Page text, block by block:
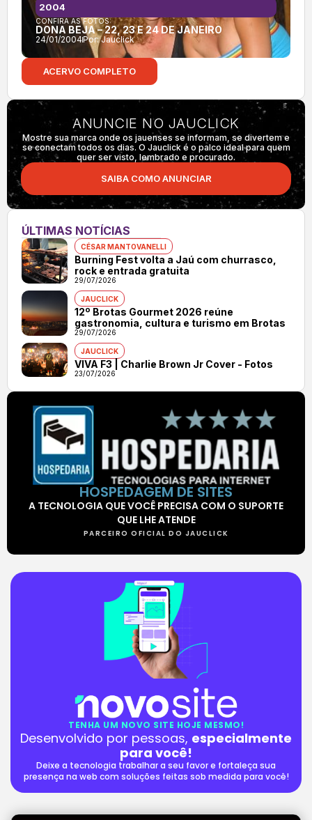
CONFIRA AS FOTOS:
DONA BEJA – 22, 23 E 24 DE JANEIRO
24/01/2004Por:Jauclick
2004
ACERVO COMPLETO
ANUNCIE NO JAUCLICK
Mostre sua marca onde os jauenses se informam, se divertem e
se conectam todos os dias. O Jauclick é o palco ideal para quem
quer ser visto, lembrado e procurado.
SAIBA COMO ANUNCIAR
ÚLTIMAS NOTÍCIAS
CÉSAR MANTOVANELLI
Burning Fest volta a Jaú com churrasco,
rock e entrada gratuita
29/07/2026
JAUCLICK
12º Brotas Gourmet 2026 reúne
gastronomia, cultura e turismo em Brotas
29/07/2026
JAUCLICK
VIVA F3 | Charlie Brown Jr Cover - Fotos
23/07/2026
HOSPEDAGEM DE SITES
A TECNOLOGIA QUE VOCÊ PRECISA COM O SUPORTE
QUE LHE ATENDE
PARCEIRO OFICIAL DO JAUCLICK
TENHA UM NOVO SITE HOJE MESMO!
Desenvolvido por pessoas, especialmente
para você!
Deixe a tecnologia trabalhar a seu favor e fortaleça sua
presença na web com soluções feitas sob medida para você!